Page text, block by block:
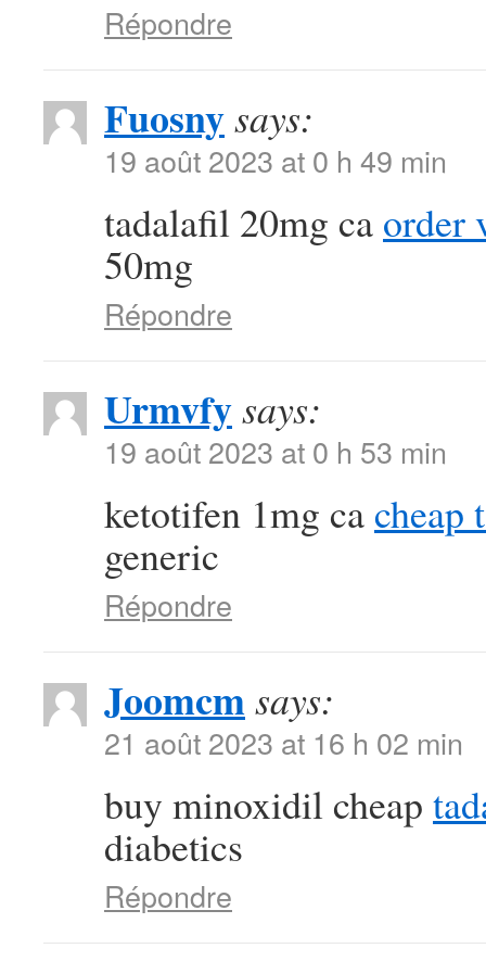
Répondre
Fuosnysays:
19 août 2023 at 0 h 49 min
tadalafil 20mg ca order
50mg
Répondre
Urmvfysays:
19 août 2023 at 0 h 53 min
ketotifen 1mg ca cheap
generic
Répondre
Joomcmsays:
21 août 2023 at 16 h 02 min
buy minoxidil cheap
diabetics
Répondre